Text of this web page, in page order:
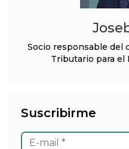
Socio responsable del
Tributario para el
Suscribirme